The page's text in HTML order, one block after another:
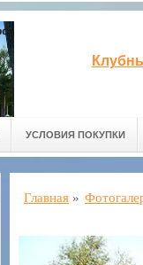
УСЛОВИЯ ПОКУПКИ
Главная »